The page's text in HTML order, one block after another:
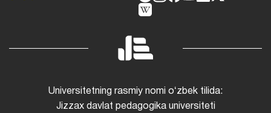
Universitetning rasmiy nomi oʻzbek tilida:
Jizzax davlat pedagogika universiteti